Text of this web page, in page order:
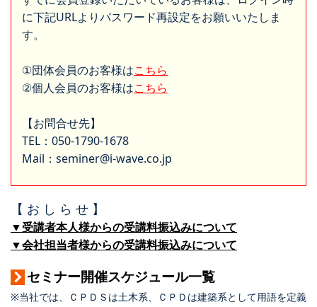
に下記URLよりパスワード再設定をお願いいたしま
す。
①団体会員のお客様はこちら
②個人会員のお客様はこちら
【お問合せ先】
TEL：050-1790-1678
Mail：seminer@i-wave.co.jp
【 お し ら せ 】
▼受講者本人様からの受講料振込みについて
▼会社担当者様からの受講料振込みについて
セミナー開催スケジュール一覧
※当社では、ＣＰＤＳは土木系、ＣＰＤは建築系として用語を定義